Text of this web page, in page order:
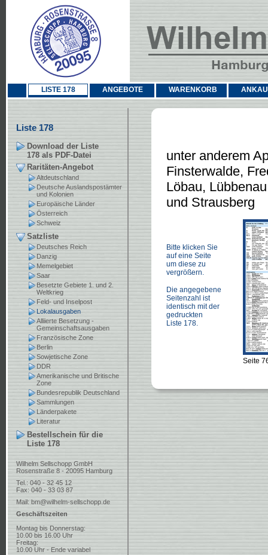
LISTE 178 ANGEBOTE WARENKORB
Liste 178
Download der Liste
178 als PDF-Datei
Raritäten-Angebot
Altdeutschland
Deutsche Auslandspostämter
und Kolonien
Europäische Länder
Österreich
Schweiz
Satzliste
Deutsches Reich
Danzig
Memelgebiet
Saar
Besetzte Gebiete 1. und 2.
Weltkrieg
Feld- und Inselpost
Lokalausgaben
Alliierte Besetzung -
Gemeinschaftsausgaben
Französische Zone
Berlin
Sowjetische Zone
DDR
Amerikanische und Britische
Zone
Bundesrepublik Deutschland
Sammlungen
Länderpakete
Literatur
Bestellschein für die
Liste 178
Wilhelm Sellschopp GmbH
Rosenstraße 8 - 20095 Hamburg
Tel.: 040 - 32 45 12
Fax: 040 - 33 03 87
Mail: bm@wilhelm-sellschopp.de
Geschäftszeiten
Montag bis Donnerstag:
10.00 bis 16.00 Uhr
Freitag:
10.00 Uhr - Ende variabel
unter anderem
Finsterwalde,
Löbau,
und Strausberg
Bitte klicken Sie
auf eine Seite
um diese zu
vergrößern.
Die angegebene
Seitenzahl ist
identisch mit der
gedruckten
Liste 178.
Seite